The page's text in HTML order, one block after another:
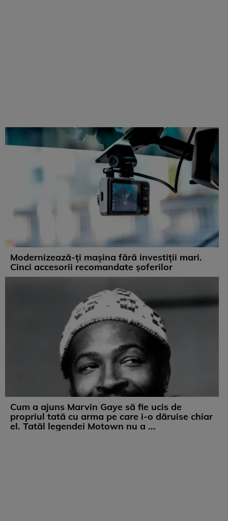
Modernizează-ți mașina fără investiții mari.
Cinci accesorii recomandate șoferilor
Cum a ajuns Marvin Gaye să fie ucis de
propriul tată cu arma pe care i-o dăruise chiar
el. Tatăl legendei Motown nu a ...